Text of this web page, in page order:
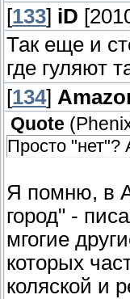
[133] iD
Так еще и
где гуляют
[134]
Quote (
Просто "нет"?
Я помню, в
город" -
мгогие
которых
коляской и